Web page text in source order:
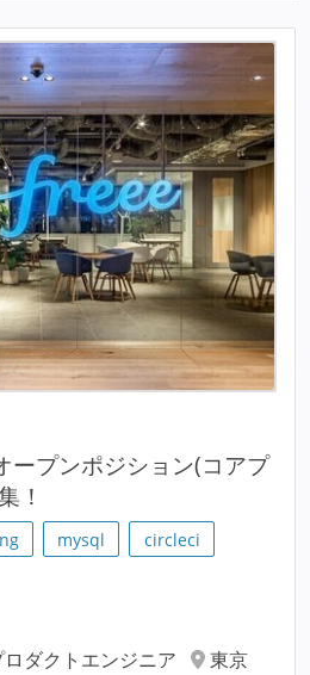
ープンポジション(コアプ
！
mysql
circleci
ダクトエンジニア
東京